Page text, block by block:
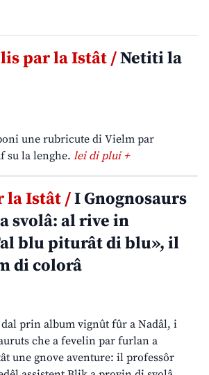
par la Istât /Netiti la
une rubricute di Vielm par
su la lenghe. lei di plui +
la Istât /I Gnognosaurs
svolâ: al rive in
blu piturât di blu», il
di colorâ
dal prin album vignût fûr a Nadâl, i
che a fevelin par furlan a
une gnove aventure: il professôr